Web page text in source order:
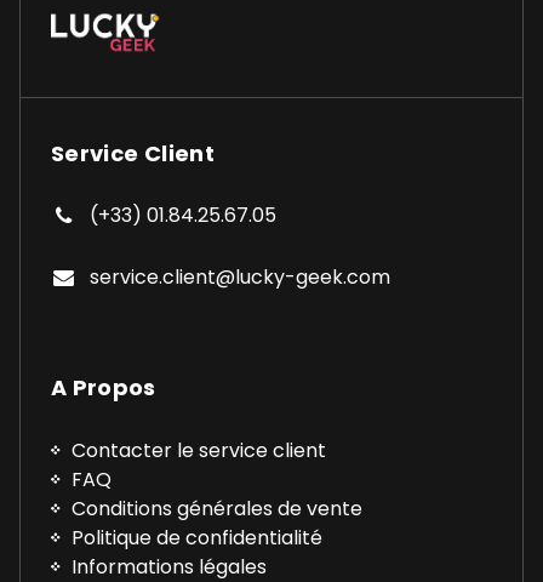
Service Client
(+33) 01.84.25.67.05
service.client@lucky-geek.com
A Propos
Contacter le service client
FAQ
Conditions générales de vente
Politique de confidentialité
Informations légales